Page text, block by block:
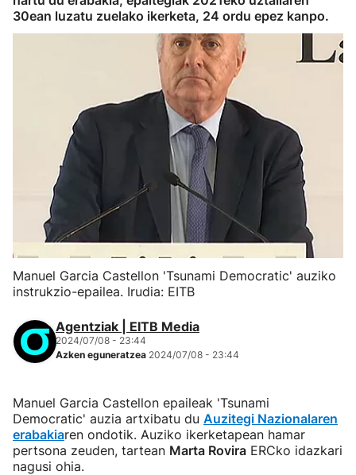
30ean luzatu zuelako ikerketa, 24 ordu epez kanpo.
Manuel Garcia Castellon 'Tsunami Democratic' auziko
instrukzio-epailea. Irudia: EITB
Agentziak | EITB Media
2024/07/08 - 23:44
Azken eguneratzea 2024/07/08 - 23:44
Manuel Garcia Castellon epaileak 'Tsunami
Democratic' auzia artxibatu du Auzitegi Nazionalaren
erabakiaren ondotik. Auziko ikerketapean hamar
pertsona zeuden, tartean Marta Rovira ERCko idazkari
nagusi ohia.